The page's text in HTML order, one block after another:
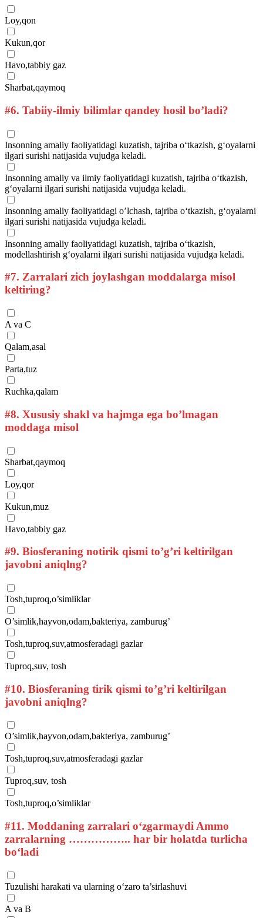
Loy,qon
Kukun,qor
Havo,tabbiy gaz
Sharbat,qaymoq
#6. Tabiiy-ilmiy bilimlar qandey hosil bo’ladi?
Insonning amaliy faoliyatidagi kuzatish, tajriba o‘tkazish, g‘oyalarni
ilgari surishi natijasida vujudga keladi.
Insonning amaliy va ilmiy faoliyatidagi kuzatish, tajriba o‘tkazish,
g‘oyalarni ilgari surishi natijasida vujudga keladi.
Insonning amaliy faoliyatidagi o’lchash, tajriba o‘tkazish, g‘oyalarni
ilgari surishi natijasida vujudga keladi.
Insonning amaliy faoliyatidagi kuzatish, tajriba o‘tkazish,
modellashtirish g‘oyalarni ilgari surishi natijasida vujudga keladi.
#7. Zarralari zich joylashgan moddalarga misol
keltiring?
A va C
Qalam,asal
Parta,tuz
Ruchka,qalam
#8. Xususiy shakl va hajmga ega bo’lmagan
moddaga misol
Sharbat,qaymoq
Loy,qor
Kukun,muz
Havo,tabbiy gaz
#9. Biosferaning notirik qismi to’g’ri keltirilgan
javobni aniqlng?
Tosh,tuproq,o’simliklar
O’simlik,hayvon,odam,bakteriya, zamburug’
Tosh,tuproq,suv,atmosferadagi gazlar
Tuproq,suv, tosh
#10. Biosferaning tirik qismi to’g’ri keltirilgan
javobni aniqlng?
O’simlik,hayvon,odam,bakteriya, zamburug’
Tosh,tuproq,suv,atmosferadagi gazlar
Tuproq,suv, tosh
Tosh,tuproq,o’simliklar
#11. Moddaning zarralari o‘zgarmaydi Ammo
zarralarning …………….. har bir holatda turlicha
bo‘ladi
Tuzulishi harakati va ularning o‘zaro ta’sirlashuvi
A va B